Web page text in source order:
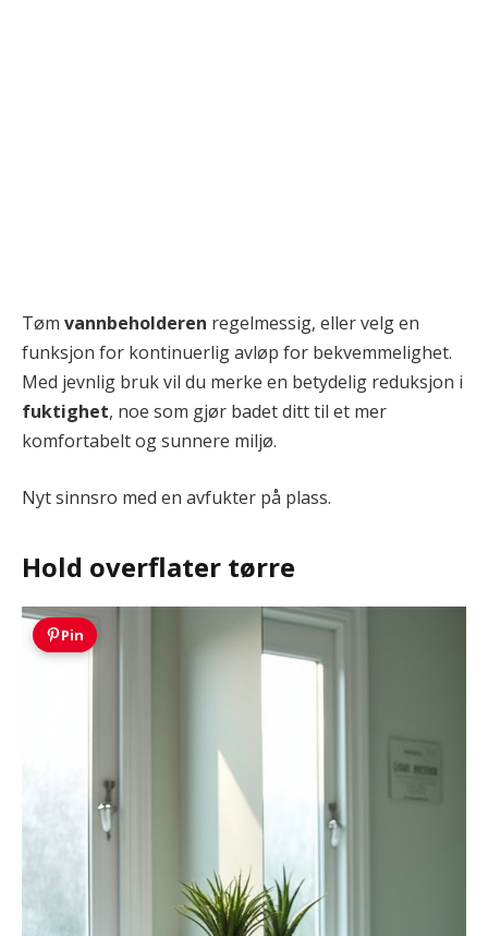
Tøm vannbeholderen regelmessig, eller velg en
funksjon for kontinuerlig avløp for bekvemmelighet.
Med jevnlig bruk vil du merke en betydelig reduksjon i
fuktighet, noe som gjør badet ditt til et mer
komfortabelt og sunnere miljø.
Nyt sinnsro med en avfukter på plass.
Hold overflater tørre
Pin